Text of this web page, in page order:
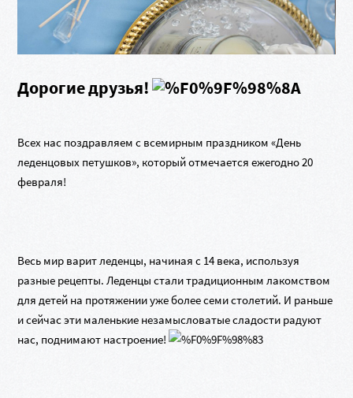
Дорогие друзья!
Всех нас поздравляем с всемирным праздником «День
леденцовых петушков», который отмечается ежегодно 20
февраля!
Весь мир варит леденцы, начиная с 14 века, используя
разные рецепты. Леденцы стали традиционным лакомством
для детей на протяжении уже болеесемистолетий. И раньше
и сейчас эти маленькие незамысловатые сладости радуют
нас, поднимают настроение!